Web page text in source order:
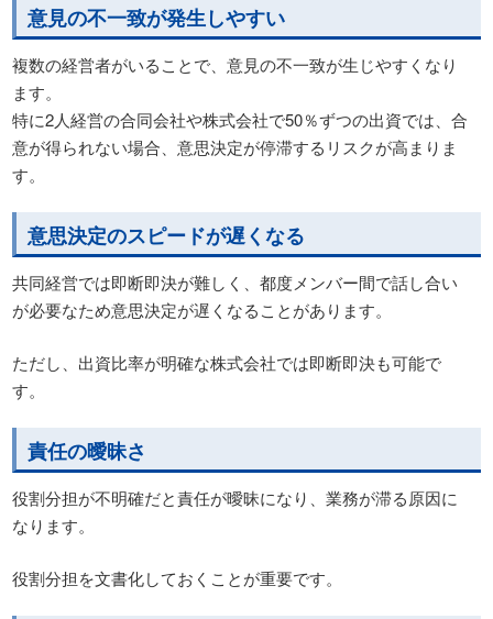
意見の不一致が発生しやすい
複数の経営者がいることで、意見の不一致が生じやすくなり
ます。
特に2人経営の合同会社や株式会社で50％ずつの出資では、合
意が得られない場合、意思決定が停滞するリスクが高まりま
す。
意思決定のスピードが遅くなる
共同経営では即断即決が難しく、都度メンバー間で話し合い
が必要なため意思決定が遅くなることがあります。
ただし、出資比率が明確な株式会社では即断即決も可能で
す。
責任の曖昧さ
役割分担が不明確だと責任が曖昧になり、業務が滞る原因に
なります。
役割分担を文書化しておくことが重要です。